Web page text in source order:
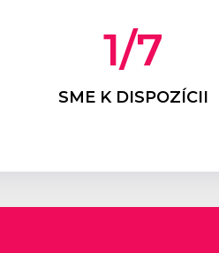
1/7
SME K DISPOZÍCII